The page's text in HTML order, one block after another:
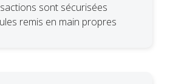
sont sécurisées
remis en main propres